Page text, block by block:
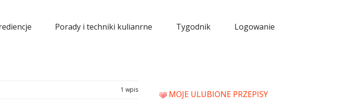
Porady i techniki kulianrne Tygodnik Logowanie
1 wpis MOJE ULUBIONE PRZEPISY